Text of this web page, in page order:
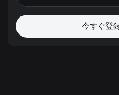
今すぐ登